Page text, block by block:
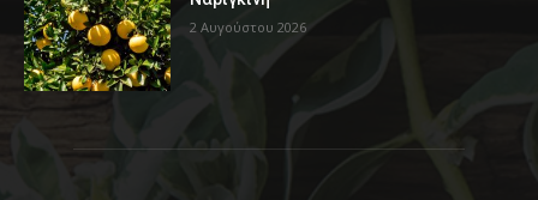
2 Αυγούστου 2026